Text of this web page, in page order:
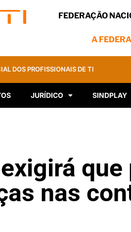
FEDERAÇÃO
A
DOS PROFISSIONAIS DE TI
JURÍDICO SINDPLAY
nas